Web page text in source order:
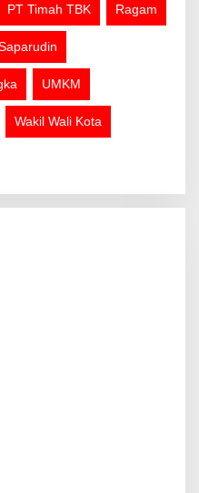
PT Timah TBK Ragam
UMKM
Wakil Wali Kota